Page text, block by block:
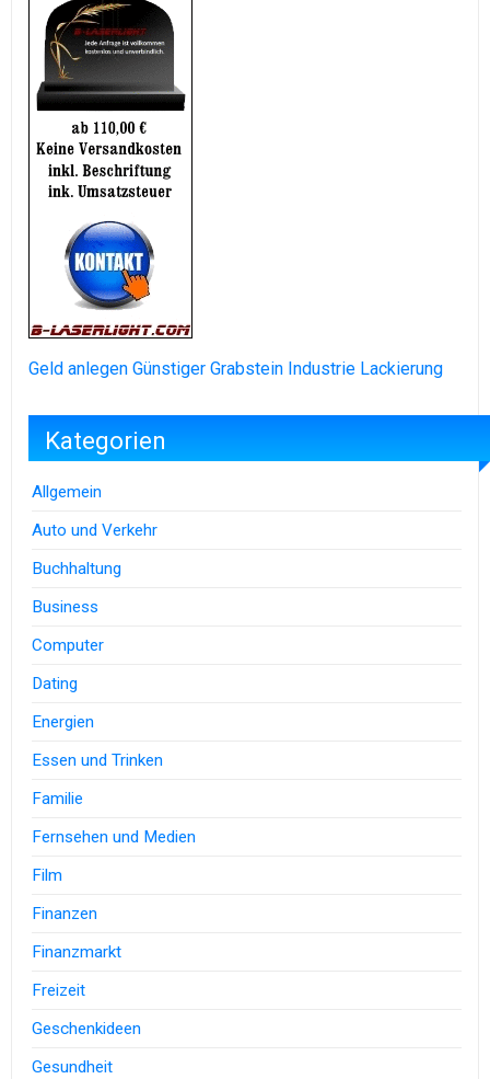
Geld anlegen Günstiger Grabstein Industrie Lackierung
Kategorien
Allgemein
Auto und Verkehr
Buchhaltung
Business
Computer
Dating
Energien
Essen und Trinken
Familie
Fernsehen und Medien
Film
Finanzen
Finanzmarkt
Freizeit
Geschenkideen
Gesundheit